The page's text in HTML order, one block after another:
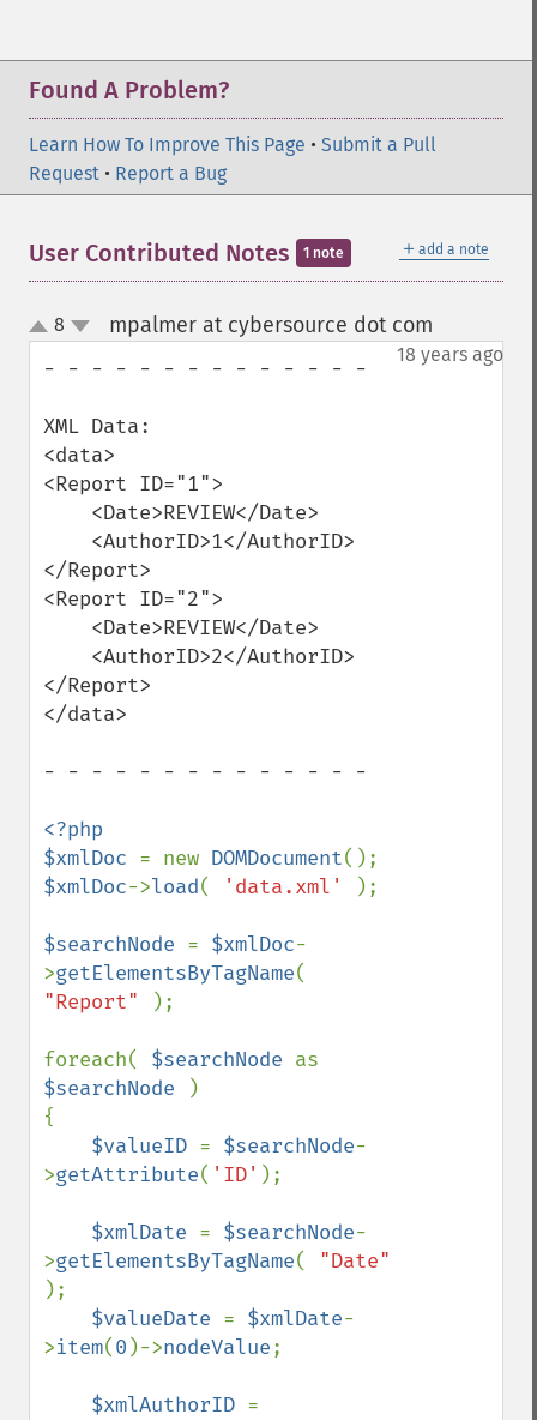
Found A Problem?
Learn How To Improve This Page • Submit a Pull
Request • Report a Bug
＋ add a note
User Contributed Notes 1 note
up
down
8 mpalmer at cybersource dot com
18 years ago
- - - - - - - - - - - - - -
XML Data:
<data>
<Report ID="1">
</Report>
<Report ID="2">
</Report>
</data>
- - - - - - - - - - - - - -
<?php
$xmlDoc = new DOMDocument
$xmlDoc->load( 'data.xml' );
$searchNode = $xmlDoc-
>getElementsByTagName
"Report"
);
foreach( $searchNode
$searchNode
)
{
$valueID = $searchNode-
>getAttribute( 'ID' );
$xmlDate = $searchNode-
>getElementsByTagName(
);
$valueDate = $xmlDate-
>item(0 )->nodeValue;
$xmlAuthorID